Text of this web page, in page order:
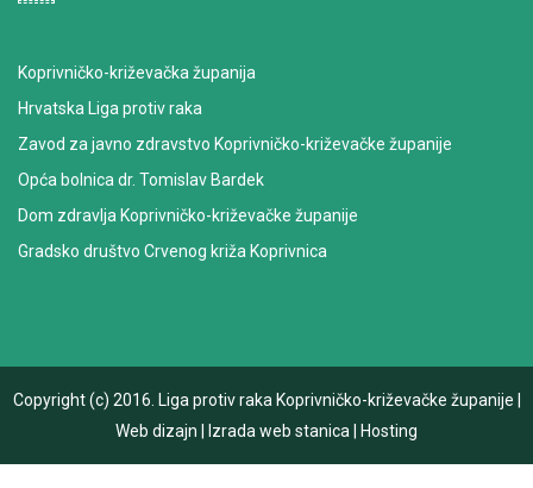
Koprivničko-križevačka županija
Hrvatska Liga protiv raka
Zavod za javno zdravstvo Koprivničko-križevačke županije
Opća bolnica dr. Tomislav Bardek
Dom zdravlja Koprivničko-križevačke županije
Gradsko društvo Crvenog križa Koprivnica
Copyright (c) 2016. Liga protiv raka Koprivničko-križevačke županije
Web dizajn
Izrada web stanica Hosting